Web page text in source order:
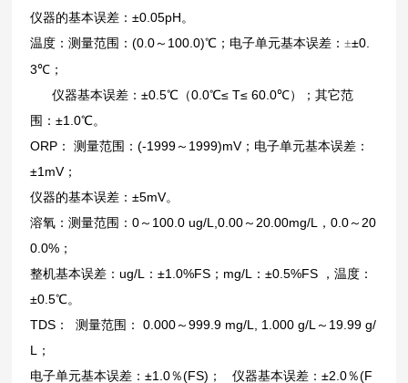
仪器的基本误差：±0.05pH。
温度：测量范围：(0.0～100.0)℃ ；电子单元基本误差：±±0.
3℃ ；
仪器基本误差：±0.5℃ （0.0℃≤ T≤ 60.0℃）；其它范
围：±1.0℃。
ORP ： 测量范围：(-1999～1999)mV；电子单元基本误差：
±1mV；
仪器的基本误差：±5mV。
溶氧：测量范围：0～100.0 ug/L,0.00～20.00mg/L，0.0～20
0.0%；
整机基本误差：ug/L：±1.0%FS；mg/L：±0.5%FS ，温度：
±0.5℃。
TDS ： 测量范围： 0.000～999.9 mg/L, 1.000 g/L～19.99 g/
L；
电子单元基本误差：±1.0％(FS)； 仪器基本误差：±2.0％(F